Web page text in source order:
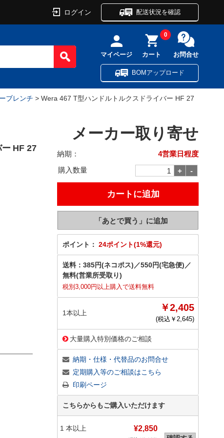
ログイン 配送状況を確認
マイページ カート
0
お問合せ
BOMアップロード
ブレンチ > Wera 467 T型ハンドルトルクスドライバー HF 27
HF 27
メーカー取り寄せ
納期：
4営業日程度
購入数量
ポイント： 24ポイント(1%還元)
送料： 385円(ネコポス) ／550円(宅急便) ／
無料(営業所受取り)
税別3,000円以上購入で送料無料
1本以上 ￥2,405
(税込￥ 2,645)
大量購入特別価格のご相談
納期・仕様・代替品のお問合せ
定期購入等のご相談はこちら
印刷ページ
こちらからもご購入いただけます
1 本以上 ¥2,850